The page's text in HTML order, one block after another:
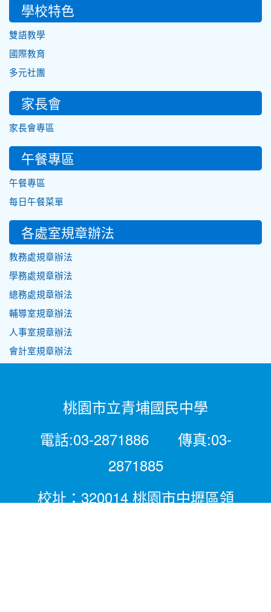
學校特色
雙語教學
國際教育
多元社團
家長會
家長會專區
午餐專區
午餐專區
每日午餐菜單
各處室規章辦法
教務處規章辦法
學務處規章辦法
總務處規章辦法
輔導室規章辦法
人事室規章辦法
會計室規章辦法
桃園市立青埔國民中學
電話:03-2871886 傳真:03-
2871885
校址：320014 桃園市中壢區領